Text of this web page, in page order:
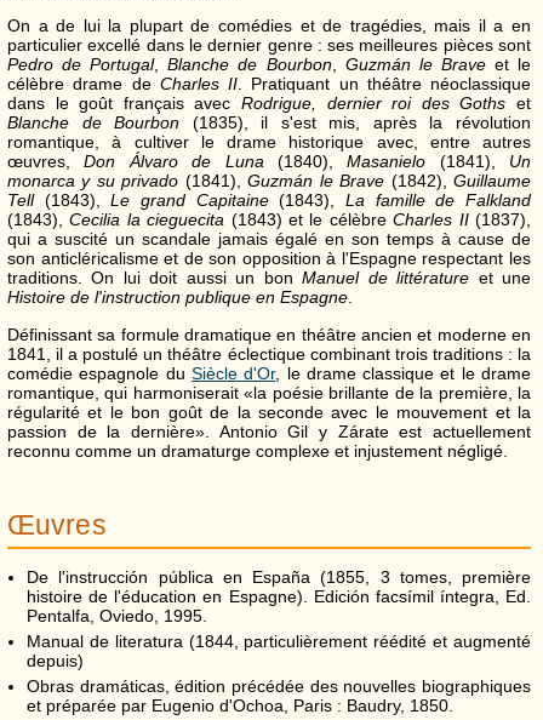
On a de lui la plupart de comédies et de tragédies, mais il a en
particulier excellé dans le dernier genre : ses meilleures pièces sont
Pedro de Portugal,Blanche de Bourbon, Guzmán le Braveet le
célèbre drame de Charles II. Pratiquant un théâtre néoclassique
dans le goût français avec Rodrigue, dernier roi des Goths et
Blanche de Bourbon (1835), il s'est mis, après la révolution
romantique, à cultiver le drame historique avec, entre autres
œuvres,Don Álvaro de Luna(1840),Masanielo (1841), Un
monarca y su privado (1841),Guzmán le Brave (1842),Guillaume
Tell(1843),Le grand Capitaine(1843),La famille de Falkland
(1843),Cecilia la cieguecita (1843) et le célèbreCharles II(1837),
qui a suscité un scandale jamais égalé en son temps à cause de
son anticléricalisme et de son opposition à l'Espagne respectant les
traditions. On lui doit aussi un bonManuel de littérature et une
Histoire de l'instruction publique en Espagne.
Définissant sa formule dramatique en théâtre ancien et moderne en
1841, il a postulé un théâtre éclectique combinant trois traditions : la
comédie espagnole du Siècle d'Or, le drame classique et le drame
romantique, qui harmoniserait «la poésie brillante de la première, la
régularité et le bon goût de la seconde avec le mouvement et la
passion de la dernière». Antonio Gil y Zárate est actuellement
reconnu comme un dramaturge complexe et injustement négligé.
Œuvres
De l'instrucción pública en España (1855, 3 tomes, première
histoire de l'éducation en Espagne). Edición facsímil íntegra, Ed.
Pentalfa, Oviedo, 1995.
Manual de literatura (1844, particulièrement réédité et augmenté
depuis)
Obras dramáticas, édition précédée des nouvelles biographiques
et préparée par Eugenio d'Ochoa, Paris : Baudry, 1850.